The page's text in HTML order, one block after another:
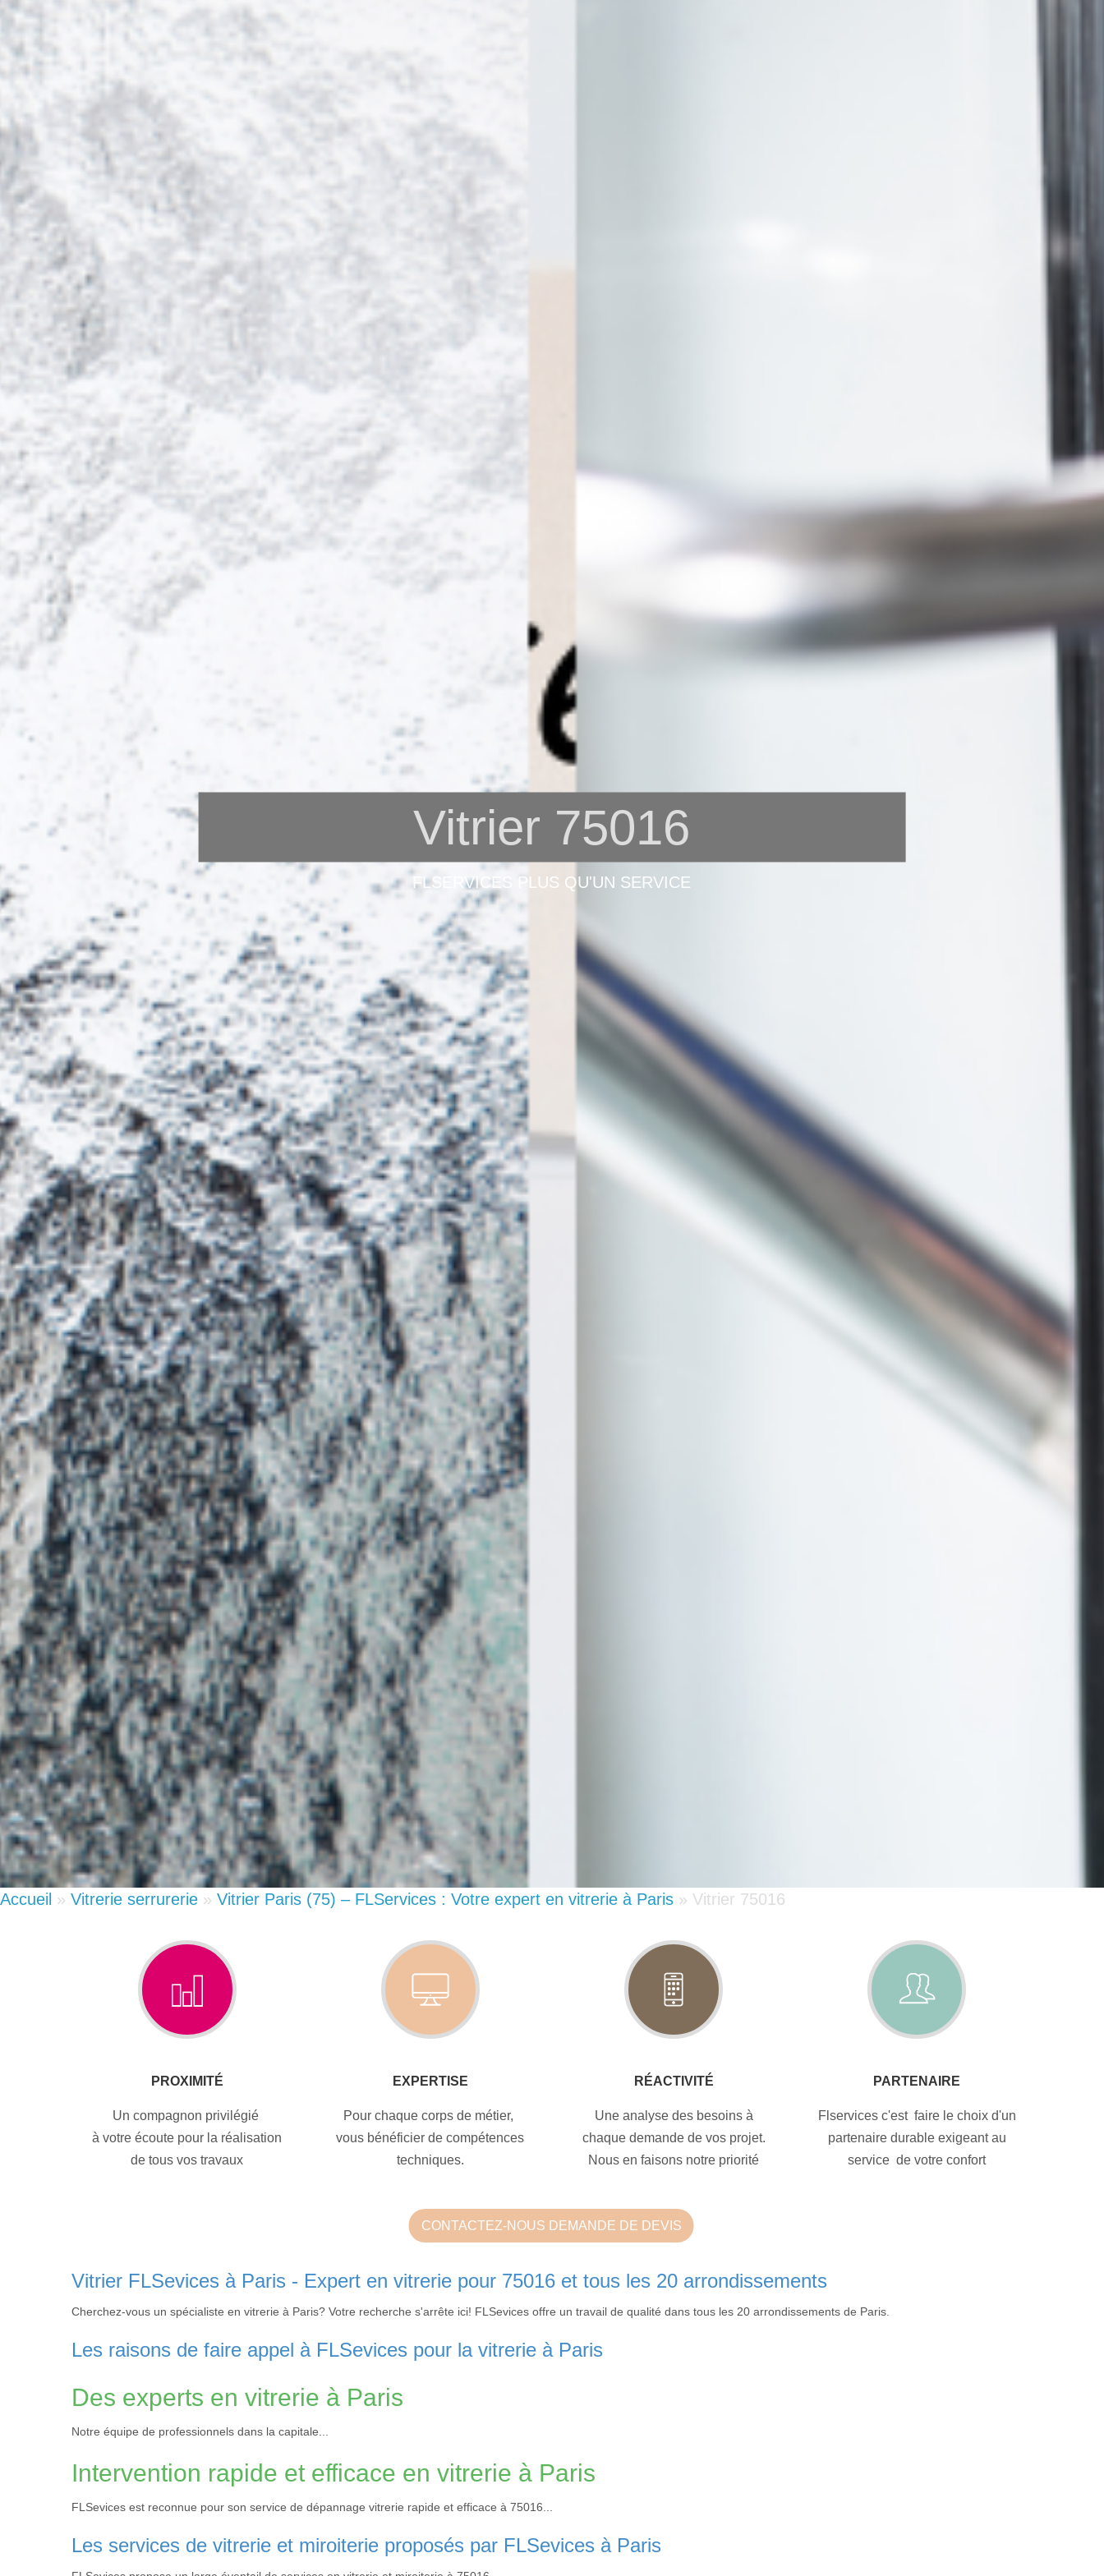
Vitrier 75016
FLSERVICES PLUS QU'UN SERVICE
Accueil » Vitrerie serrurerie » Vitrier Paris (75) – FLServices : Votre expert en vitrerie à Paris » Vitrier 75016
PROXIMITÉ
Un compagnon privilégié
à votre écoute pour la réalisation
de tous vos travaux
EXPERTISE
Pour chaque corps de métier,
vous bénéficier de compétences
techniques.
RÉACTIVITÉ
Une analyse des besoins à
chaque demande de vos projet.
Nous en faisons notre priorité
PARTENAIRE
Flservices c'est faire le choix d'un
partenaire durable exigeant au
service de votre confort
CONTACTEZ-NOUS DEMANDE DE DEVIS
Vitrier FLSevices à Paris - Expert en vitrerie pour 75016 et tous les 20 arrondissements
Cherchez-vous un spécialiste en vitrerie à Paris? Votre recherche s'arrête ici! FLSevices offre un travail de qualité dans tous les 20 arrondissements de Paris.
Les raisons de faire appel à FLSevices pour la vitrerie à Paris
Des experts en vitrerie à Paris
Notre équipe de professionnels dans la capitale...
Intervention rapide et efficace en vitrerie à Paris
FLSevices est reconnue pour son service de dépannage vitrerie rapide et efficace à 75016...
Les services de vitrerie et miroiterie proposés par FLSevices à Paris